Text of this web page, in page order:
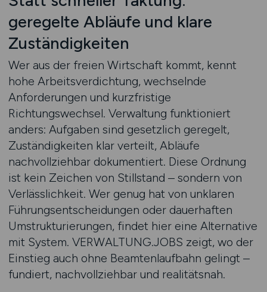
geregelte Abläufe und klare
Zuständigkeiten
Wer aus der freien Wirtschaft kommt, kennt
hohe Arbeitsverdichtung, wechselnde
Anforderungen und kurzfristige
Richtungswechsel. Verwaltung funktioniert
anders: Aufgaben sind gesetzlich geregelt,
Zuständigkeiten klar verteilt, Abläufe
nachvollziehbar dokumentiert. Diese Ordnung
ist kein Zeichen von Stillstand – sondern von
Verlässlichkeit. Wer genug hat von unklaren
Führungsentscheidungen oder dauerhaften
Umstrukturierungen, findet hier eine Alternative
mit System. VERWALTUNG.JOBS zeigt, wo der
Einstieg auch ohne Beamtenlaufbahn gelingt –
fundiert, nachvollziehbar und realitätsnah.